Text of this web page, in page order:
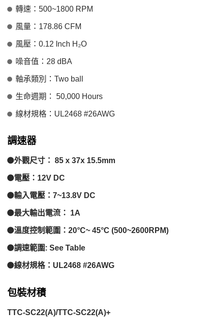
轉速：500~1800 RPM
風量：178.86 CFM
風壓：0.12 Inch H₂O
噪音值：28 dBA
軸承類別：Two ball
生命週期： 50,000 Hours
線材規格：UL2468 #26AWG
調速器
外觀尺寸： 85 x 37x 15.5mm
電壓：12V DC
輸入電壓：7~13.8V DC
最大輸出電流： 1A
溫度控制範圍：20°C~ 45°C (500~2600RPM)
調速範圍: See Table
線材規格：UL2468 #26AWG
包裝材積
TTC-SC22(A)/TTC-SC22(A)+